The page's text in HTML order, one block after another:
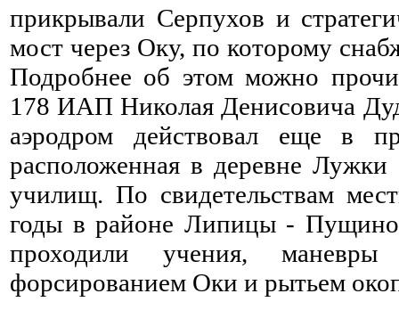
прикрывали Серпухов и
мост через Оку, по которому
Подробнее об этом можно
178 ИАП Николая Денисовича
аэродром действовал еще в
расположенная в деревне Лужки
училищ. По свидетельствам
годы в районе Липицы -
проходили учения,
форсированием Оки и рытьем